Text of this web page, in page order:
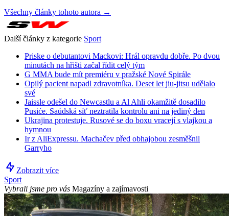
Všechny články tohoto autora →
Další články z kategorie Sport
Priske o debutantovi Mackovi: Hrál opravdu dobře. Po dvou
minutách na hřišti začal řídit celý tým
G MMA bude mít premiéru v pražské Nové Spirále
Opilý pacient napadl zdravotníka. Deset let jiu-jitsu udělalo
své
Jaissle odešel do Newcastlu a Al Ahli okamžitě dosadilo
Pusiće. Saúdská síť neztratila kontrolu ani na jediný den
Ukrajina protestuje. Rusové se do boxu vracejí s vlajkou a
hymnou
Ir z AliExpressu. Machačev před obhajobou zesměšnil
Garryho
Zobrazit více
Sport
Vybrali jsme pro vás Magazíny a zajímavosti